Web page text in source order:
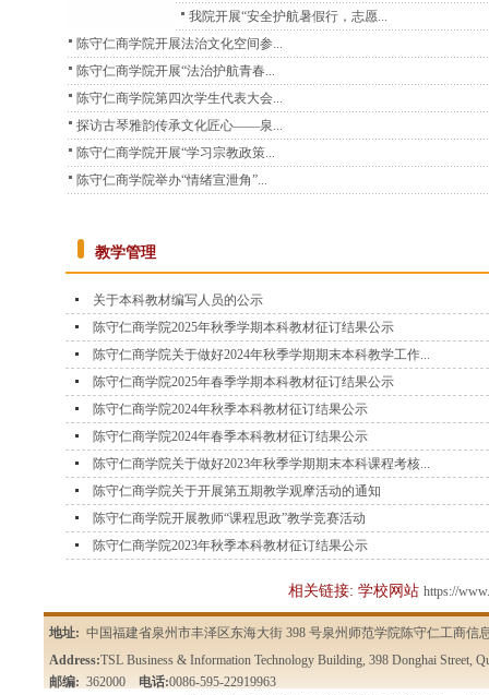
我院开展“安全护航暑假行，志愿...
陈守仁商学院开展法治文化空间参...
陈守仁商学院开展“法治护航青春...
陈守仁商学院第四次学生代表大会...
探访古琴雅韵传承文化匠心——泉...
陈守仁商学院开展“学习宗教政策...
陈守仁商学院举办“情绪宣泄角”...
教学管理
关于本科教材编写人员的公示
陈守仁商学院2025年秋季学期本科教材征订结果公示
陈守仁商学院关于做好2024年秋季学期期末本科教学工作...
陈守仁商学院2025年春季学期本科教材征订结果公示
陈守仁商学院2024年秋季本科教材征订结果公示
陈守仁商学院2024年春季本科教材征订结果公示
陈守仁商学院关于做好2023年秋季学期期末本科课程考核...
陈守仁商学院关于开展第五期教学观摩活动的通知
陈守仁商学院开展教师“课程思政”教学竞赛活动
陈守仁商学院2023年秋季本科教材征订结果公示
相关链接: 学校网站 https://
地址: 中国福建省泉州市丰泽区东海大街 398 号泉州师范学院陈守仁工商信
Address:TSL Business & Information Technology Building, 398 Donghai Street,
邮编: 362000 电话:0086-595-22919963